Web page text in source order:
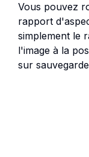
Vous pouvez
rapport
simplement le
l'image à la
sur